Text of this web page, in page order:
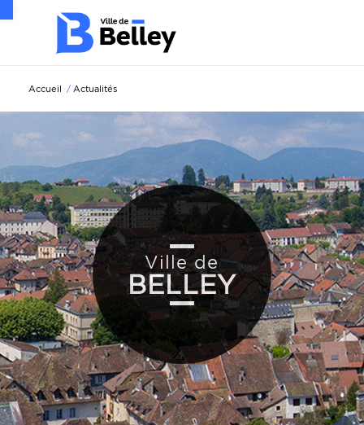
Accueil / Actualités
Ville de
BELLEY